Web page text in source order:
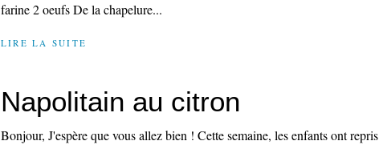
farine 2 oeufs De la chapelure...
LIRE LA SUITE
Napolitain au citron
Bonjour, J'espère que vous allez bien ! Cette semaine, les enfants ont repris